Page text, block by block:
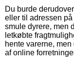
Du burde
eller til adressen
smule dyrere, men
letkøbte
hente varerne,
af online